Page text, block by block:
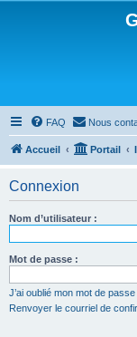
FAQ Nous
Accueil Portail
Connexion
Nom d’utilisateur :
Mot de passe :
J’ai oublié mon mot de passe
Renvoyer le courriel de